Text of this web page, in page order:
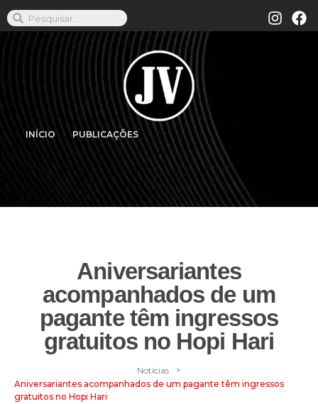
INÍCIO PUBLICAÇÕES
Aniversariantes
acompanhados de um
pagante têm ingressos
gratuitos no Hopi Hari
Notícias >
Aniversariantes acompanhados de um pagante têm ingressos
gratuitos no Hopi Hari